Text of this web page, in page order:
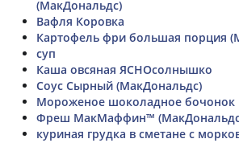
(МакДональдс)
Вафля Коровка
Картофель фри большая порция
суп
Каша овсяная ЯСНОсолнышко
Соус Сырный (МакДональдс)
Мороженое шоколадное бочонок
Фреш МакМаффин™
куриная грудка в сметане с